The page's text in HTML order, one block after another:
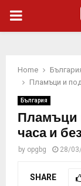
PRIMARY
Home
Пламъци и
България
Пламъци
часа и
by opgbg 28/
SHARE